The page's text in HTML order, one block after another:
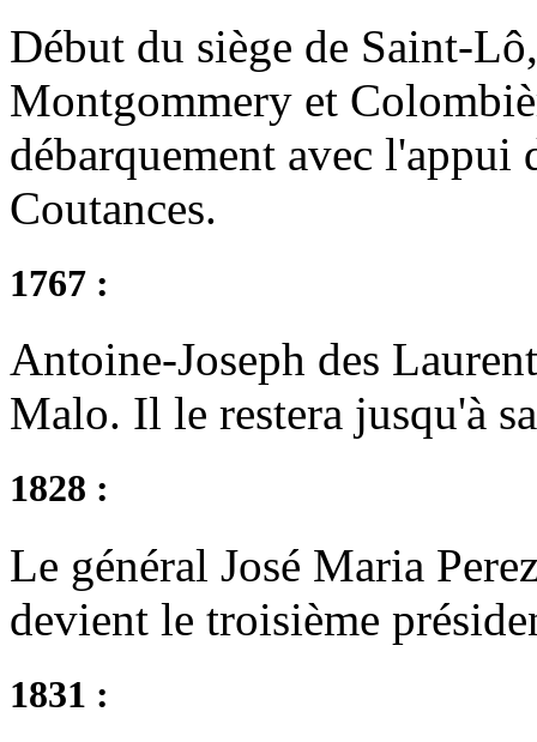
Début du siège de Saint-
Montgommery et
débarquement avec
Coutances.
1767 :
Antoine-Joseph des
Malo. Il le restera jusqu'à
1828 :
Le général José Maria
devient le troisième
1831 :